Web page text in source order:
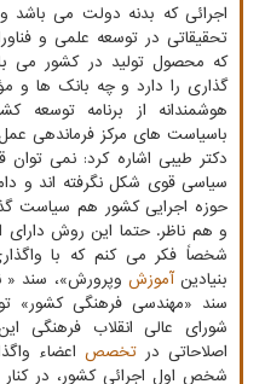
اجرائی که بدنه دولت می باشد
تحقیقاتی در توسعه علمی و
که محصول تولید در کشور می
گذاری را دارد و چه بانک ها و
هوشمندانه از برنامه توسعه
باسیاست های مرکز فرماندهی عمل
دکتر طیبی اشاره کرد: نمی توان
سیاسی قوی شکل نگرفته اند و
حوزه اجرایی کشور هم سیاست
و هم ناظر. حتما این روش دارای
شخصاً فکر می کنم که با
بنیادینآموزش وپرورش»، سند «
سند «مهندسی فرهنگی کشور»
شورای عالی انقلاب فرهنگی
اصلاحاتی درتخصص اعضاء
شخص اول اجرائی کشور، در